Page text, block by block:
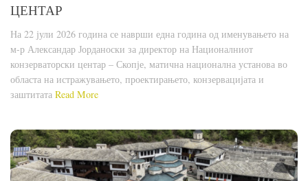
ЦЕНТАР
На 22 јули 2026 година се наврши една година од именувањето на
м-р Александар Јорданоски за директор на Националниот
конзерваторски центар – Скопје, матична национална установа во
областа на истражувањето, проектирањето, конзервацијата и
заштитата Read More